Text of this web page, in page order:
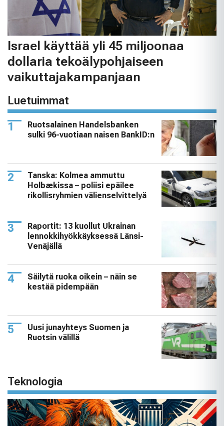
Israel käyttää yli 45 miljoonaa
dollaria tekoälypohjaiseen
vaikuttajakampanjaan
Luetuimmat
Ruotsalainen Handelsbanken
sulki 96-vuotiaan naisen BankID:n
Tanska: Kolmea ammuttu
Holbækissa – poliisi epäilee
rikollisryhmien välienselvittelyä
Raportit: 13 kuollut Ukrainan
lennokkihyökkäyksessä Länsi-
Venäjällä
Säilytä ruoka oikein – näin se
kestää pidempään
Uusi junayhteys Suomen ja
Ruotsin välillä
Teknologia